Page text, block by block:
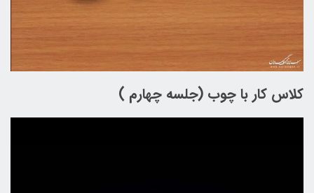
کلاس کار با چوب (جلسه چهارم )